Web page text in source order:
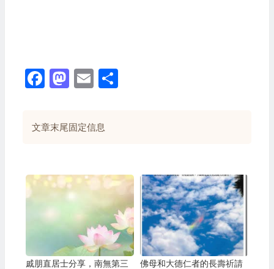
Facebook
Mastodon
Email
文章末尾固定信息
戚朋直居士分享，南無第三
佛母和大德仁者的長壽祈請